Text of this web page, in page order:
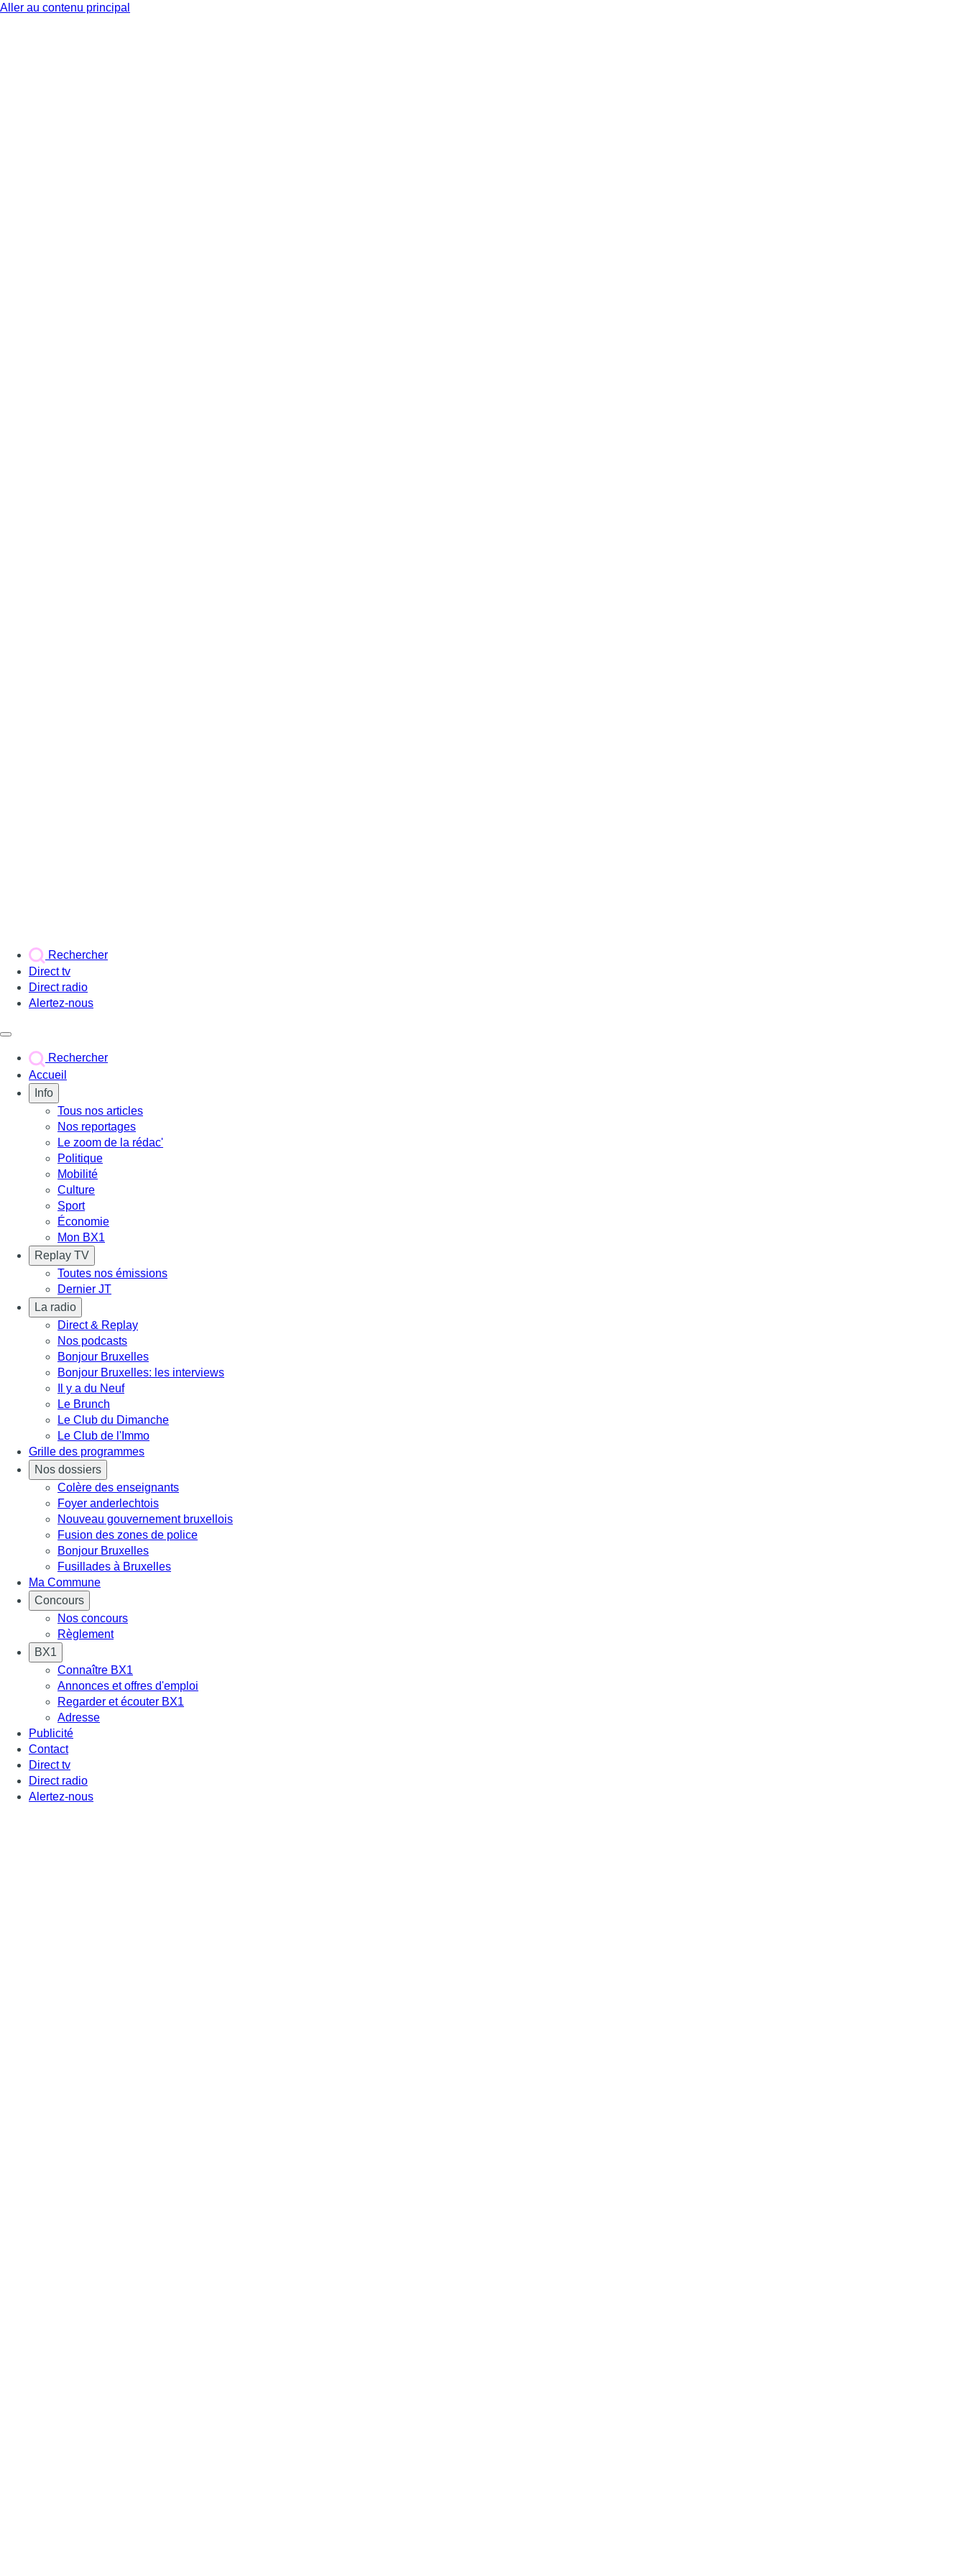
Aller au contenu principal
Rechercher
Direct tv
Direct radio
Alertez-nous
Rechercher
Accueil
Info
Tous nos articles
Nos reportages
Le zoom de la rédac'
Politique
Mobilité
Culture
Sport
Économie
Mon BX1
Replay TV
Toutes nos émissions
Dernier JT
La radio
Direct & Replay
Nos podcasts
Bonjour Bruxelles
Bonjour Bruxelles: les interviews
Il y a du Neuf
Le Brunch
Le Club du Dimanche
Le Club de l'Immo
Grille des programmes
Nos dossiers
Colère des enseignants
Foyer anderlechtois
Nouveau gouvernement bruxellois
Fusion des zones de police
Bonjour Bruxelles
Fusillades à Bruxelles
Ma Commune
Concours
Nos concours
Règlement
BX1
Connaître BX1
Annonces et offres d'emploi
Regarder et écouter BX1
Adresse
Publicité
Contact
Direct tv
Direct radio
Alertez-nous